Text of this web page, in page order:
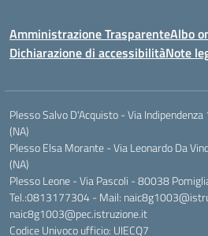
Amministrazione TrasparenteAlbo
Dichiarazione di accessibilitàNote
Plesso Salvo D'Acquisto - Via
(NA)
Plesso Elsa Morante - Via Leonardo Da
(NA)
Plesso Leone - Via Pascoli - 80038
Tel.:0813177304 - Mail:
naic8g1003@pec.istruzione.it
Codice Univoco ufficio: UIECQ7